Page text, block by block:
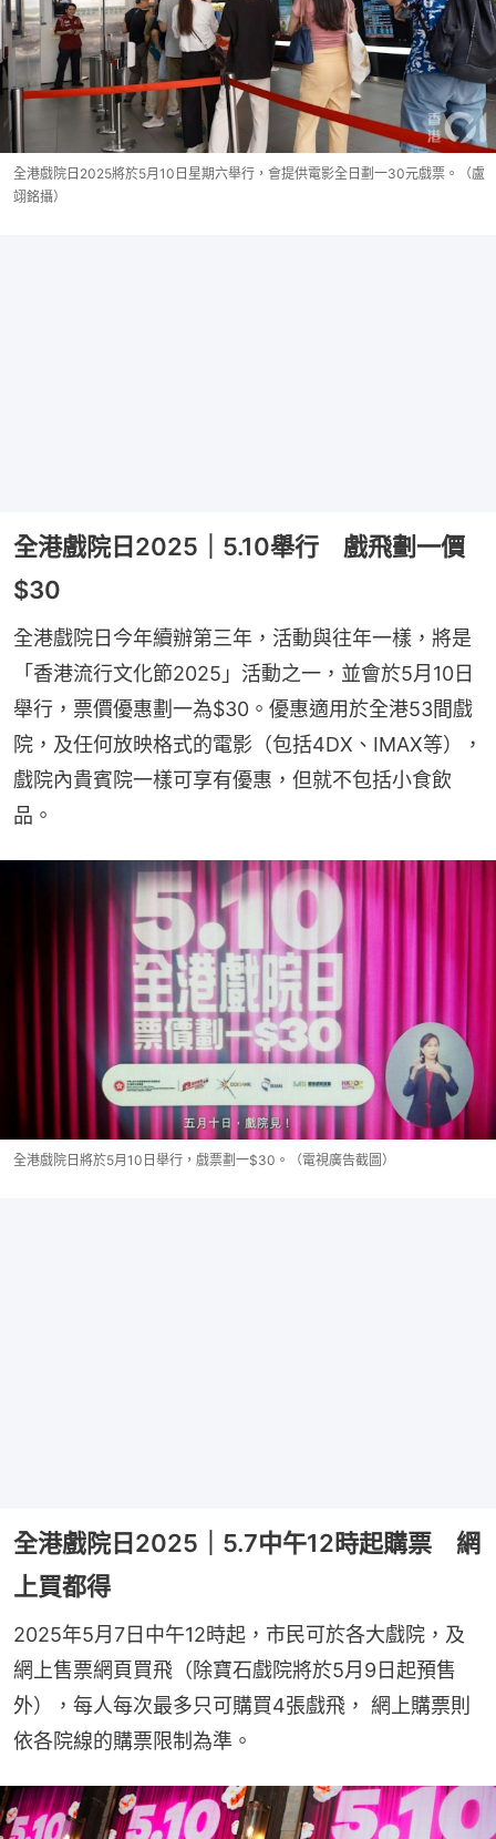
全港戲院日2025將於5月10日星期六舉行，會提供電影全日劃一30元戲票。（盧
翊銘攝）
全港戲院日2025｜5.10舉行 戲飛劃一價
$30
全港戲院日今年續辦第三年，活動與往年一樣，將是
「香港流行文化節2025」活動之一，並會於5月10日
舉行，票價優惠劃一為$30。優惠適用於全港53間戲
院，及任何放映格式的電影（包括4DX、IMAX等），
戲院內貴賓院一樣可享有優惠，但就不包括小食飲
品。
全港戲院日將於5月10日舉行，戲票劃一$30。（電視廣告截圖）
全港戲院日2025｜5.7中午12時起購票 網
上買都得
2025年5月7日中午12時起，市民可於各大戲院，及
網上售票網頁買飛（除寶石戲院將於5月9日起預售
外），每人每次最多只可購買4張戲飛， 網上購票則
依各院線的購票限制為準。